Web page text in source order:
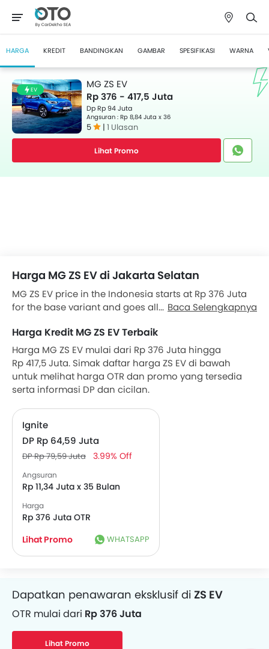
HARGA KREDIT BANDINGKAN GAMBAR SPESIFIKASI WARNA
EV
MG ZS EV
Rp 376 - 417,5 Juta
Dp Rp 94 Juta
Angsuran : Rp 8,84 Juta x 36
5 | 1 Ulasan
Lihat Promo
Harga MG ZS EV di Jakarta Selatan
MG ZS EV price in the Indonesia starts at Rp 376 Juta
for the base variant and goes all the way up to
Check out the MG ZS EV variant-wise price list and
available special promo offers below. Also, get the
best price by requesting quotes from authorised MG
dealerships.
Baca Selengkapnya
Harga Kredit MG ZS EV Terbaik
Harga MG ZS EV mulai dari Rp 376 Juta hingga
Rp 417,5 Juta. Simak daftar harga ZS EV di bawah
untuk melihat harga OTR dan promo yang tersedia
serta informasi DP dan cicilan.
Ignite
DP Rp 64,59 Juta
DP Rp 79,59 Juta 3.99% Off
Angsuran
Rp 11,34 Juta x 35 Bulan
Harga
Rp 376 Juta OTR
Lihat Promo
WHATSAPP
Dapatkan pinjaman dana untuk Mobil
Angsuran mulai dari
Rp 8,84 Juta/bulan
Dapatkan penawaran eksklusif di ZS EV
OTR mulai dari Rp 376 Juta
Lihat Promo